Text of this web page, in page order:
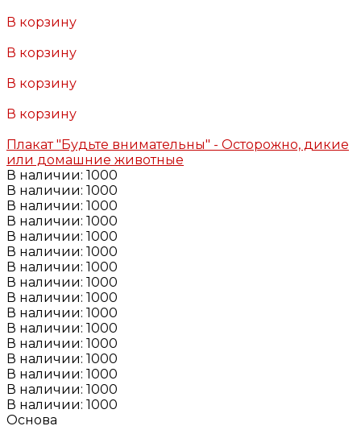
В корзину
В корзину
В корзину
В корзину
Плакат "Будьте внимательны" - Осторожно, дикие
или домашние животные
В наличии: 1000
В наличии: 1000
В наличии: 1000
В наличии: 1000
В наличии: 1000
В наличии: 1000
В наличии: 1000
В наличии: 1000
В наличии: 1000
В наличии: 1000
В наличии: 1000
В наличии: 1000
В наличии: 1000
В наличии: 1000
В наличии: 1000
В наличии: 1000
Основа